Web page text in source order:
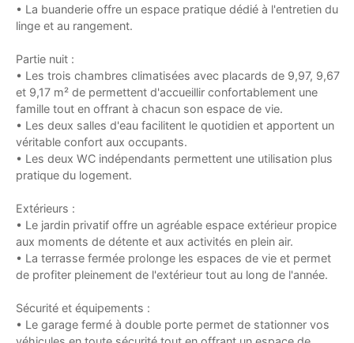
• La buanderie offre un espace pratique dédié à l'entretien du
linge et au rangement.
Partie nuit :
• Les trois chambres climatisées avec placards de 9,97, 9,67
et 9,17 m² de permettent d'accueillir confortablement une
famille tout en offrant à chacun son espace de vie.
• Les deux salles d'eau facilitent le quotidien et apportent un
véritable confort aux occupants.
• Les deux WC indépendants permettent une utilisation plus
pratique du logement.
Extérieurs :
• Le jardin privatif offre un agréable espace extérieur propice
aux moments de détente et aux activités en plein air.
• La terrasse fermée prolonge les espaces de vie et permet
de profiter pleinement de l'extérieur tout au long de l'année.
Sécurité et équipements :
• Le garage fermé à double porte permet de stationner vos